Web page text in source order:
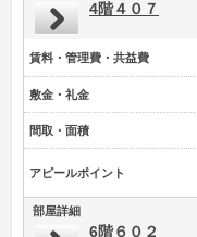
4階４０７
賃料・管理費・共益費
敷金・礼金
間取・面積
アピールポイント
部屋詳細
6階６０２